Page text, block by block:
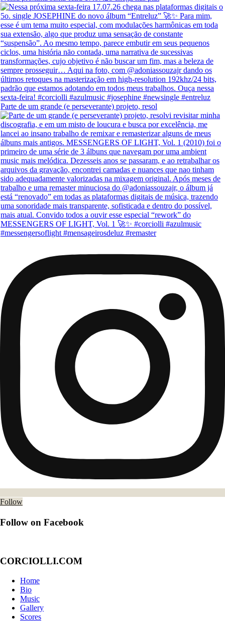
Parte de um grande (e perseverante) projeto, resol
Follow
Follow on Facebook
CORCIOLLI.COM
Home
Bio
Music
Gallery
Scores